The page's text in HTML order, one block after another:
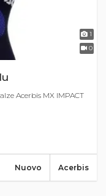
1
0
Acerbis MX IMPACT
Acerbis
Nuovo